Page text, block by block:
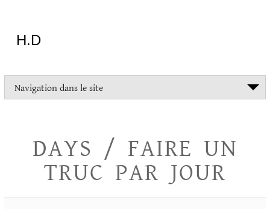
H.D
Navigation dans le site
DAYS / FAIRE UN
TRUC PAR JOUR